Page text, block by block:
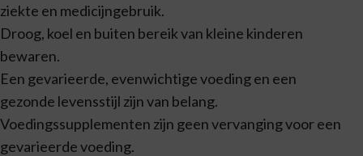
ziekte en medicijngebruik.
Droog, koel en buiten bereik van kleine kinderen
bewaren.
Een gevarieerde, evenwichtige voeding en een
gezonde levensstijl zijn van belang.
Voedingssupplementen zijn geen vervanging voor een
gevarieerde voeding.